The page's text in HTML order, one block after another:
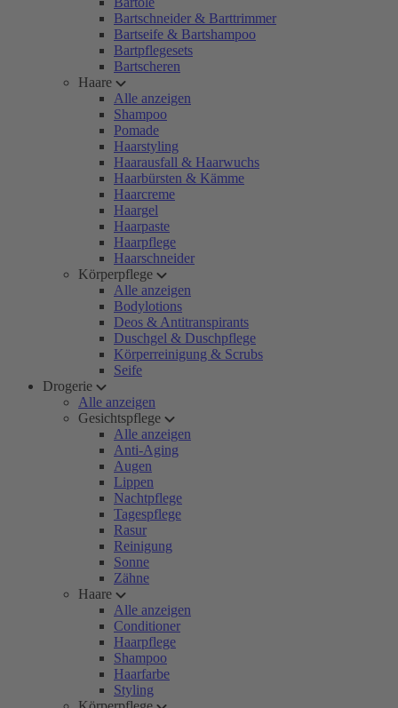
Bartschneider & Barttrimmer
Bartseife & Bartshampoo
Bartpflegesets
Bartscheren
Haare
Alle anzeigen
Shampoo
Pomade
Haarstyling
Haarausfall & Haarwuchs
Haarbürsten & Kämme
Haarcreme
Haargel
Haarpaste
Haarpflege
Haarschneider
Körperpflege
Alle anzeigen
Bodylotions
Deos & Antitranspirants
Duschgel & Duschpflege
Körperreinigung & Scrubs
Seife
Drogerie
Alle anzeigen
Gesichtspflege
Alle anzeigen
Anti-Aging
Augen
Lippen
Nachtpflege
Tagespflege
Rasur
Reinigung
Sonne
Zähne
Haare
Alle anzeigen
Conditioner
Haarpflege
Shampoo
Haarfarbe
Styling